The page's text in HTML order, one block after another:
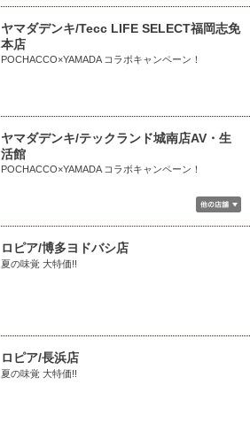
ヤマダデンキ/Tecc LIFE SELECT福岡志免
本店
POCHACCO×YAMADA コラボキャンペーン！
ヤマダデンキ/テックランド城南店AV・生
活館
POCHACCO×YAMADA コラボキャンペーン！
ロピア/博多ヨドバシ店
夏の味覚 大特価!!
ロピア/長浜店
夏の味覚 大特価!!